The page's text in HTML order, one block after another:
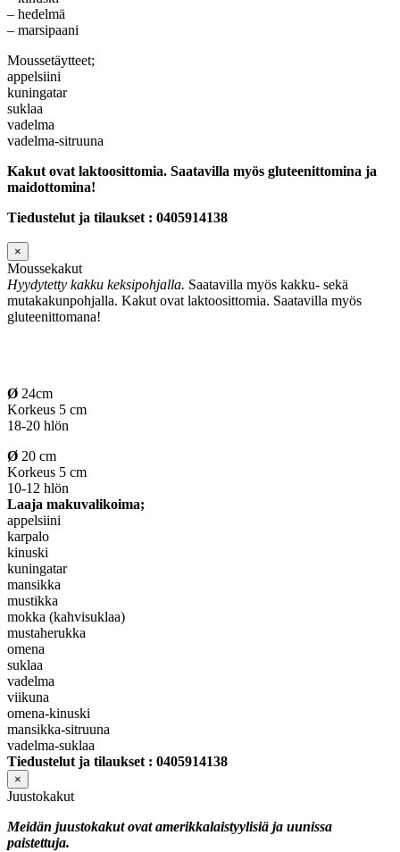
– hedelmä
– marsipaani
Moussetäytteet;
appelsiini
kuningatar
suklaa
vadelma
vadelma-sitruuna
Kakut ovat laktoosittomia. Saatavilla myös gluteenittomina ja
maidottomina!
Tiedustelut ja tilaukset : 0405914138
×
Moussekakut
Hyydytetty kakku keksipohjalla. Saatavilla myös kakku- sekä
mutakakunpohjalla. Kakut ovat laktoosittomia. Saatavilla myös
gluteenittomana!
Ø 24cm
Korkeus 5 cm
18-20 hlön
Ø 20 cm
Korkeus 5 cm
10-12 hlön
Laaja makuvalikoima;
appelsiini
karpalo
kinuski
kuningatar
mansikka
mustikka
mokka (kahvisuklaa)
mustaherukka
omena
suklaa
vadelma
viikuna
omena-kinuski
mansikka-sitruuna
vadelma-suklaa
Tiedustelut ja tilaukset : 0405914138
×
Juustokakut
Meidän juustokakut ovat amerikkalaistyylisiä ja uunissa
paistettuja.